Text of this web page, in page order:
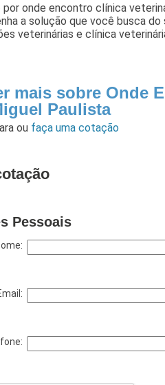
por onde encontro clínica
a solução que você busca
veterinárias e clínica
mais sobre Onde
Paulista
ou faça uma cotação
Pessoais